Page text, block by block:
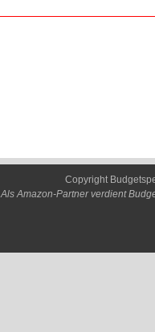
Copyright
Als Amazon-Partner verdient